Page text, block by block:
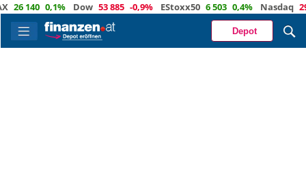
140 0,1% Dow 53 885 -0,9% EStoxx50 6 503 0,4% Nasdaq 29 373
Depot